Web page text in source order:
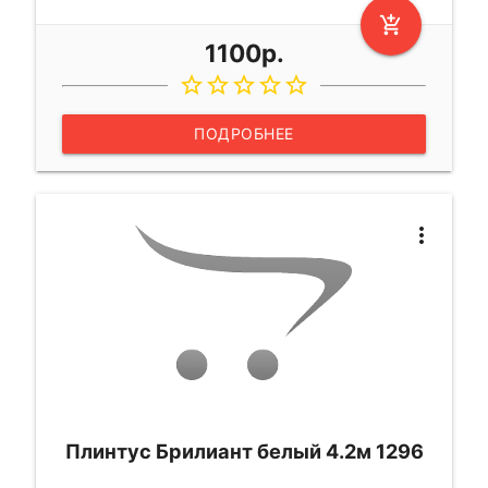
add_shopping_cart
1100р.
star_borderstar_borderstar_borderstar_borderstar_border
ПОДРОБНЕЕ
more_vert
Плинтус Брилиант белый 4.2м 1296